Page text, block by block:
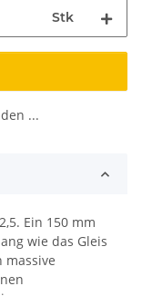
Stk
...
Ein 150 mm
wie das Gleis
massive